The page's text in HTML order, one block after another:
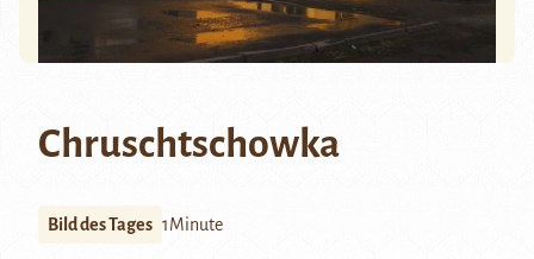
Chruschtschowka
Bild des Tages 1Minute